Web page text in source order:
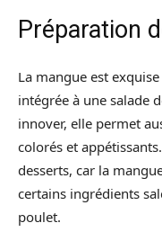
Préparation
La mangue est
intégrée à une salade
innover, elle permet
colorés et
desserts, car la
certains ingrédients
poulet.